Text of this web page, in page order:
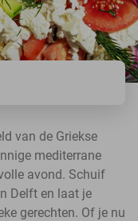
van de Griekse
mediterrane
avond. Schuif
Delft en laat je
gerechten. Of je nu